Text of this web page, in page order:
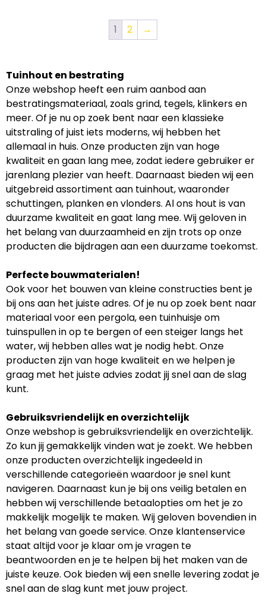
1 2 →
Tuinhout en bestrating
Onze webshop heeft een ruim aanbod aan
bestratingsmateriaal, zoals grind, tegels, klinkers en
meer. Of je nu op zoek bent naar een klassieke
uitstraling of juist iets moderns, wij hebben het
allemaal in huis. Onze producten zijn van hoge
kwaliteit en gaan lang mee, zodat iedere gebruiker er
jarenlang plezier van heeft. Daarnaast bieden wij een
uitgebreid assortiment aan tuinhout, waaronder
schuttingen, planken en vlonders. Al ons hout is van
duurzame kwaliteit en gaat lang mee. Wij geloven in
het belang van duurzaamheid en zijn trots op onze
producten die bijdragen aan een duurzame toekomst.
Perfecte bouwmaterialen!
Ook voor het bouwen van kleine constructies bent je
bij ons aan het juiste adres. Of je nu op zoek bent naar
materiaal voor een pergola, een tuinhuisje om
tuinspullen in op te bergen of een steiger langs het
water, wij hebben alles wat je nodig hebt. Onze
producten zijn van hoge kwaliteit en we helpen je
graag met het juiste advies zodat jij snel aan de slag
kunt.
Gebruiksvriendelijk en overzichtelijk
Onze webshop is gebruiksvriendelijk en overzichtelijk.
Zo kun jij gemakkelijk vinden wat je zoekt. We hebben
onze producten overzichtelijk ingedeeld in
verschillende categorieën waardoor je snel kunt
navigeren. Daarnaast kun je bij ons veilig betalen en
hebben wij verschillende betaalopties om het je zo
makkelijk mogelijk te maken. Wij geloven bovendien in
het belang van goede service. Onze klantenservice
staat altijd voor je klaar om je vragen te
beantwoorden en je te helpen bij het maken van de
juiste keuze. Ook bieden wij een snelle levering zodat je
snel aan de slag kunt met jouw project.